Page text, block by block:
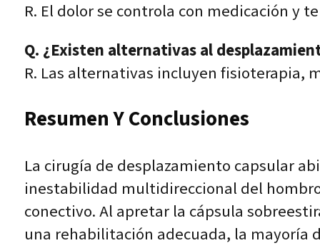
R. El dolor se controla con medicación y
Q. ¿Existen alternativas al
R. Las alternativas incluyen fisioterapia,
Resumen Y Conclusiones
La cirugía de desplazamiento capsular
inestabilidad multidireccional del
conectivo. Al apretar la cápsula
una rehabilitación adecuada, la mayoría